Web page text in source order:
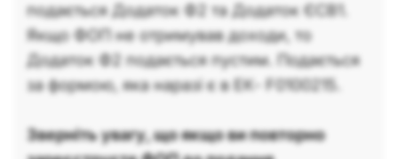
подається Додаток Ф2 та Додаток ЄСВ1.
Якщо ФОП не отримував доходи, то
Додаток Ф2 подається пустим. Подається
за формою, яка наразі є в ЕК- F0100215.
Зверніть увагу, що якщо ви повторно